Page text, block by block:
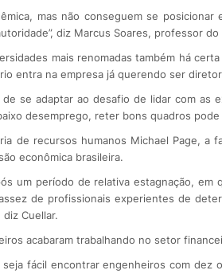
mas não conseguem se
diz Marcus Soares, professor
mais renomadas também há
entra na empresa já querendo ser
se adaptar ao desafio de lidar com as
desemprego, reter bons quadros pode
de recursos humanos Michael Page,
econômica brasileira.
um período de relativa estagnação,
de profissionais experientes de
diz Cuellar.
acabaram trabalhando no setor
fácil encontrar engenheiros com dez